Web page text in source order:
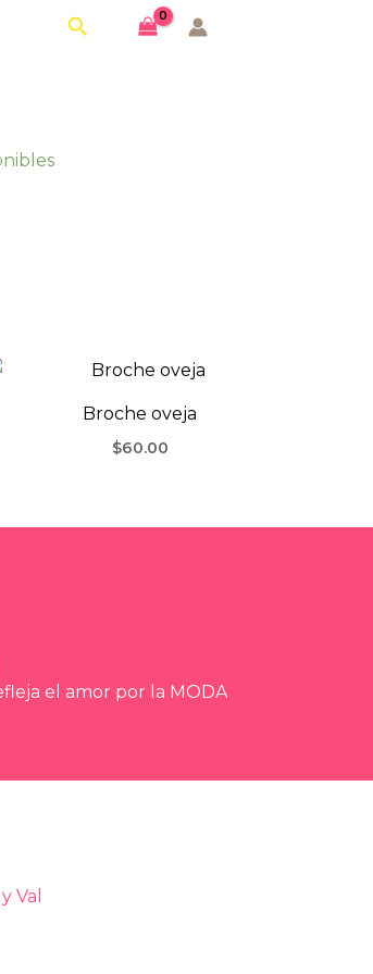
Buscar
Broche oveja
$60.00
el amor por la MODA
Val